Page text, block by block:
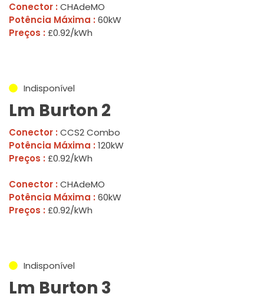
Conector : CHAdeMO
Potência Máxima : 60kW
Preços : £0.92/kWh
Indisponível
Lm Burton 2
Conector : CCS2 Combo
Potência Máxima : 120kW
Preços : £0.92/kWh
Conector : CHAdeMO
Potência Máxima : 60kW
Preços : £0.92/kWh
Indisponível
Lm Burton 3